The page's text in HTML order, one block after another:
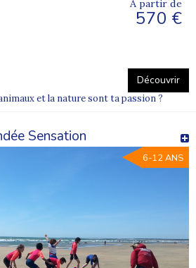
À partir de
570 €
Découvrir
et la nature sont ta passion ?
Sensation
6-12 ANS